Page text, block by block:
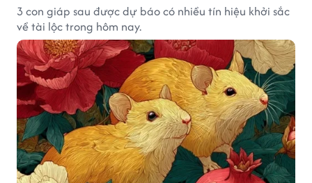
3 con giáp sau được dự báo có nhiều tín hiệu khởi sắc
về tài lộc trong hôm nay.